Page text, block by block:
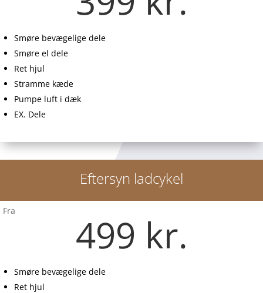
Smøre bevægelige dele
Smøre el dele
Ret hjul
Stramme kæde
Pumpe luft i dæk
EX. Dele
Eftersyn ladcykel
Fra
499 kr.
Smøre bevægelige dele
Ret hjul